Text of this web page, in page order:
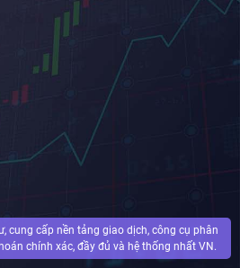
cung cấp nền tảng giao dịch, công cụ phân
chính xác, đầy đủ và hệ thống nhất VN.